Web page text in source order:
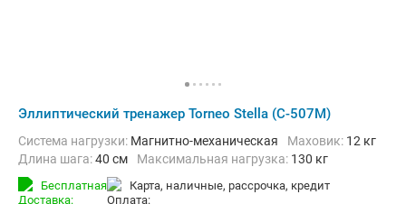
Эллиптический тренажер Torneo Stella (C-507M)
Система нагрузки: Магнитно-механическая Маховик: 12 кг
Длина шага:40 см Максимальная нагрузка: 130 кг
Бесплатная карта, наличные, рассрочка, кредит